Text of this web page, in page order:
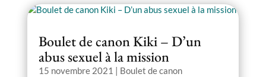
Boulet de canon Kiki – D’un
abus sexuel à la mission
15 novembre 2021 | Boulet de canon